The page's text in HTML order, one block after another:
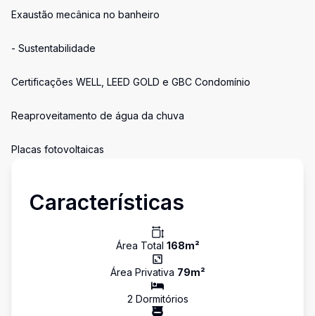
Exaustão mecânica no banheiro
- Sustentabilidade
Certificações WELL, LEED GOLD e GBC Condomínio
Reaproveitamento de água da chuva
Placas fotovoltaicas
Características
Área Total 168m²
Área Privativa 79m²
2 Dormitórios